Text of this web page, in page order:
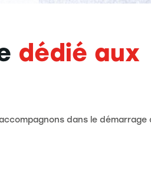
dédié aux
dans le démarrage